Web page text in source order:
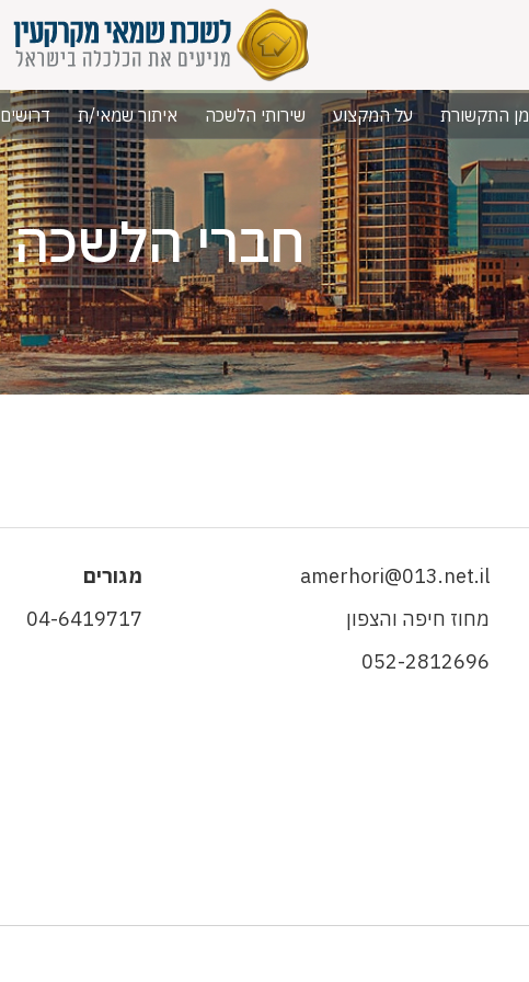
מן התקשורת על המקצוע שירותי הלשכה איתור שמאי/ת דרושים
חברי הלשכה
amerhori@013.net.il
מחוז חיפה והצפון
052-2812696
מגורים
04-6419717